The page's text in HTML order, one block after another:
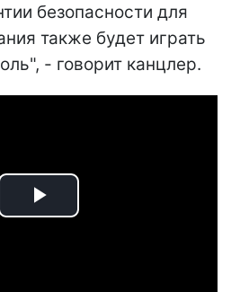
безопасности для
также будет играть
- говорит канцлер.
Play